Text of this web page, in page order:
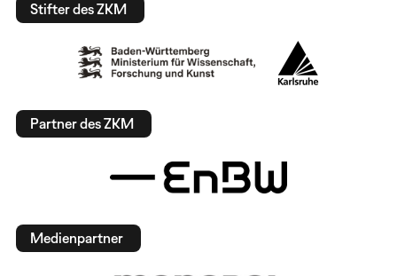
Stifter des ZKM
Partner des ZKM
Medienpartner